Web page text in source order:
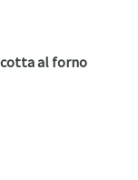
cotta al forno